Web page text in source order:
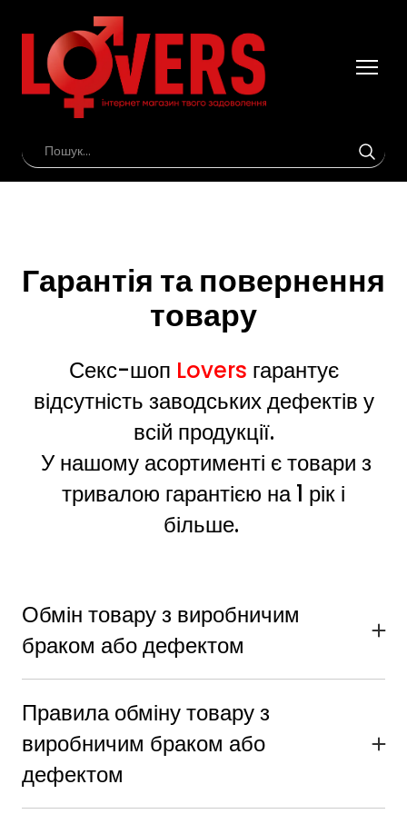
Гарантія та повернення
товару
Секс-шоп Lovers гарантує
відсутність заводських дефектів у
всій продукції.
У нашому асортименті є товари з
тривалою гарантією на 1 рік і
більше.
Обмін товару з виробничим
браком або дефектом
перевіряти його в комфортній обстановці, а не прямо
біля кур'єра чи співробітника пошти. Важливо
провести перевірку в день отримання, а у випадку
виявлення дефекту повідомити нас протягом 24
годин з моменту отримання.
Правила обміну товару з
виробничим браком або
дефектом